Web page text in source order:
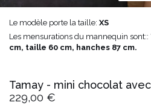
Tamay - mini chocolat
229,00 €
Le modèle porte la taille: XS
Les mensurations du mannequin sont::
cm, taille 60 cm, hanches 87 cm.